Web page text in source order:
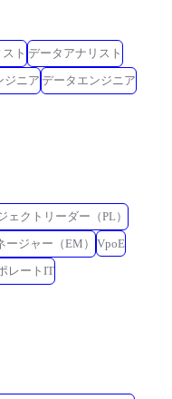
ト データアナリスト
ジニア データエンジニア
ェクトリーダー（PL）
ジャー（EM）
VpoE
レートIT